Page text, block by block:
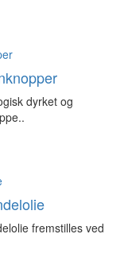
dyrket og
fremstilles ved